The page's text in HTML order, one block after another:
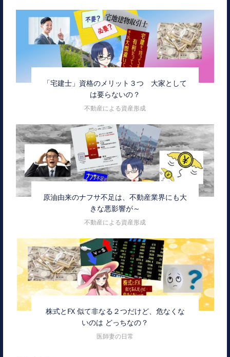
「宅建士」資格のメリット３つ 大家として
は要らないの？
不動産による資産形成
原油由来のナフサ不足は、不動産業界にも大
きな悪影響が～
不動産による資産形成
株式とFX 似て非なる２つだけど、危なくな
いのは どっちなの？
医師妻の日常